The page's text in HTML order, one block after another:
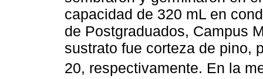
capacidad de 320 mL en
de Postgraduados, Campus
sustrato fue corteza de pino,
20, respectivamente. En la